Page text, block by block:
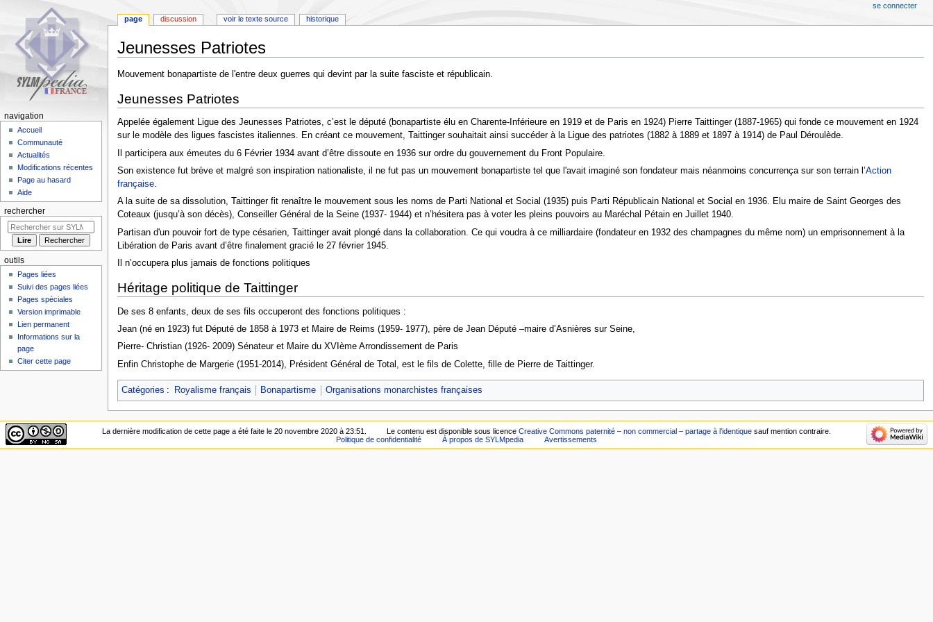
Jeunesses Patriotes
Aller
la
Aller
la
Mouvement bonapartiste de l'entre deux guerres qui devint par la suite fasciste et républicain.
Jeunesses Patriotes
Appelée également Ligue des Jeunesses Patriotes, c’est le député (bonapartiste élu en Charente-Inférieure en 1919 et de Paris en 1924) Pierre Taittinger (1887-1965) qui fonde ce mouvement en 1924
sur le modèle des ligues fascistes italiennes. En créant ce mouvement, Taittinger souhaitait ainsi succéder à la Ligue des patriotes (1882 à 1889 et 1897 à 1914) de Paul Déroulède.
Il participera aux émeutes du 6 Février 1934 avant d’être dissoute en 1936 sur ordre du gouvernement du Front Populaire.
Son existence fut brève et malgré son inspiration nationaliste, il ne fut pas un mouvement bonapartiste tel que l'avait imaginé son fondateur mais néanmoins concurrença sur son terrain l’Action
française.
A la suite de sa dissolution, Taittinger fit renaître le mouvement sous les noms de Parti National et Social (1935) puis Parti Républicain National et Social en 1936. Elu maire de Saint Georges des
Coteaux (jusqu’à son décès), Conseiller Général de la Seine (1937- 1944) et n’hésitera pas à voter les pleins pouvoirs au Maréchal Pétain en Juillet 1940.
Partisan d'un pouvoir fort de type césarien, Taittinger avait plongé dans la collaboration. Ce qui voudra à ce milliardaire (fondateur en 1932 des champagnes du même nom) un emprisonnement à la
Libération de Paris avant d’être finalement gracié le 27 février 1945.
Il n’occupera plus jamais de fonctions politiques
Héritage politique de Taittinger
De ses 8 enfants, deux de ses fils occuperont des fonctions politiques :
Jean (né en 1923) fut Député de 1858 à 1973 et Maire de Reims (1959- 1977), père de Jean Député –maire d’Asnières sur Seine,
Pierre- Christian (1926- 2009) Sénateur et Maire du XVIème Arrondissement de Paris
Enfin Christophe de Margerie (1951-2014), Président Général de Total, est le fils de Colette, fille de Pierre de Taittinger.
Catégories : Royalisme français Bonapartisme Organisations monarchistes françaises
page discussion voir le texte source historique
se connecter
navigation
Accueil
Communauté
Actualités
Modifications récentes
Page au hasard
Aide
rechercher
outils
Pages liées
Suivi des pages liées
Pages spéciales
Version imprimable
Lien permanent
Informations sur la
page
Citer cette page
La dernière modification de cette page a été faite le 20 novembre 2020 à 23:51. Le contenu est disponible sous licenceCreative Commons paternité – non commercial – partage à l’identique sauf mention contraire.
Politique de confidentialité
À propos de SYLMpedia Avertissements